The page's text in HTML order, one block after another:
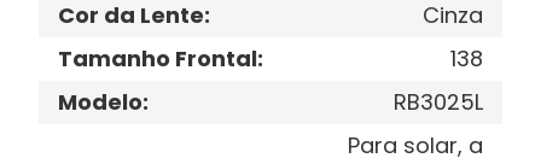
Cor da Lente:
Cinza
Tamanho Frontal:
138
Modelo: RB3025L
Para solar, a